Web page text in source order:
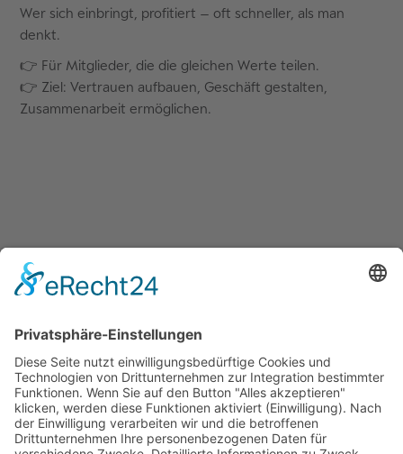
Wer sich einbringt, profitiert – oft schneller, als man
denkt.
👉 Für Mitglieder, die die gleichen Werte teilen.
👉 Ziel: Vertrauen aufbauen, Geschäft gestalten,
Zusammenarbeit ermöglichen.
Quicklinks
Symworking Ecosystem
Mitglied werden